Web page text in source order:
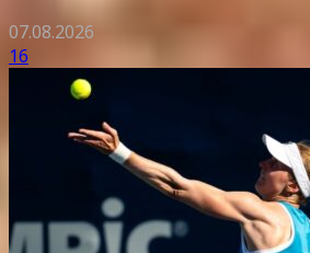
07.08.2026
16